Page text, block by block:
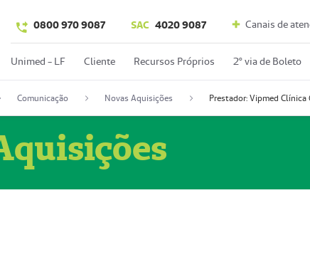
0800 970 9087 SAC 4020 9087 Canais de
Unimed - LF Cliente Recursos Próprios 2º via de Boleto
Comunicação Novas Aquisições